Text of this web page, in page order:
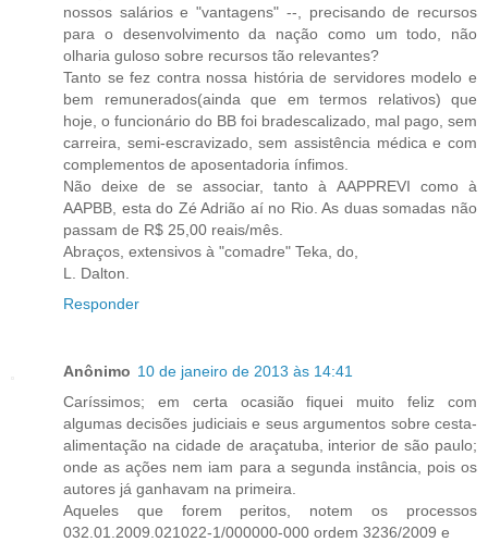
nossos salários e "vantagens" --, precisando de recursos
para o desenvolvimento da nação como um todo, não
olharia guloso sobre recursos tão relevantes?
Tanto se fez contra nossa história de servidores modelo e
bem remunerados(ainda que em termos relativos) que
hoje, o funcionário do BB foi bradescalizado, mal pago, sem
carreira, semi-escravizado, sem assistência médica e com
complementos de aposentadoria ínfimos.
Não deixe de se associar, tanto à AAPPREVI como à
AAPBB, esta do Zé Adrião aí no Rio. As duas somadas não
passam de R$ 25,00 reais/mês.
Abraços, extensivos à "comadre" Teka, do,
L. Dalton.
Responder
Anônimo 10 de janeiro de 2013 às 14:41
Caríssimos; em certa ocasião fiquei muito feliz com
algumas decisões judiciais e seus argumentos sobre cesta-
alimentação na cidade de araçatuba, interior de são paulo;
onde as ações nem iam para a segunda instância, pois os
autores já ganhavam na primeira.
Aqueles que forem peritos, notem os processos
032.01.2009.021022-1/000000-000 ordem 3236/2009 e